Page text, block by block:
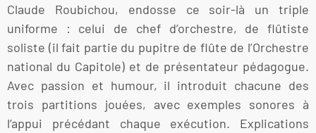
Claude Roubichou, endosse ce soir-là un triple
uniforme : celui de chef d’orchestre, de flûtiste
soliste (il fait partie du pupitre de flûte de l’Orchestre
national du Capitole) et de présentateur pédagogue.
Avec passion et humour, il introduit chacune des
trois partitions jouées, avec exemples sonores à
l’appui précédant chaque exécution. Explications